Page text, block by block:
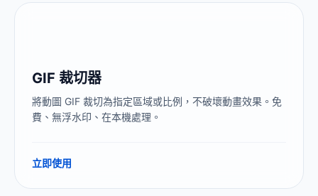
GIF 裁切器
將動圖 GIF 裁切為指定區域或比例，不破壞動畫效果。免
費、無浮水印、在本機處理。
立即使用